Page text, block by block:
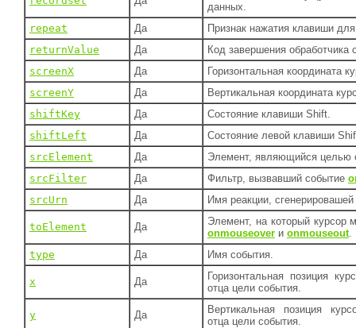
данных.
repeat
Да
Признак нажатия клавиши
returnValue
Да
Код завершения обработчика
screenX
Да
Горизонтальная координата
screenY
Да
Вертикальная координата
shiftKey
Да
Состояние клавиши Shift.
shiftLeft
Да
Состояние левой клавиши
srcElement
Да
Элемент, являющийся целью
srcFilter
Да Фильтр, вызвавший событие
srcUrn
Да Имя реакции,
toElement Да
Элемент, на который курсор
onmouseover и onmouseout.
type
Да Имя события.
x Да
Горизонтальная позиция
отца цели события.
y Да
Вертикальная позиция
отца цели события.